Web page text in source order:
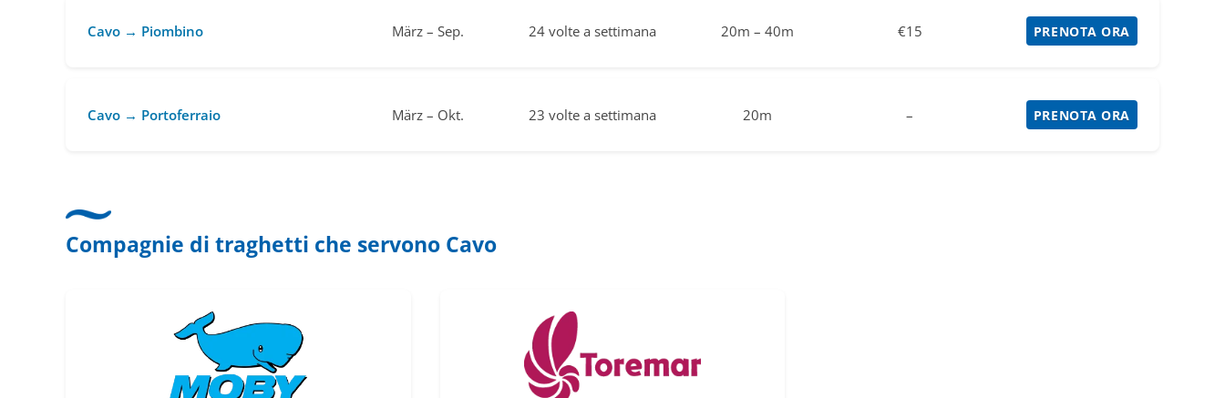
Cavo → Piombino März – Sep. 24 volte a settimana 20m – 40m €15 PRENOTA ORA
Cavo → Portoferraio März – Okt. 23 volte a settimana 20m – PRENOTA ORA
Compagnie di traghetti che servono Cavo